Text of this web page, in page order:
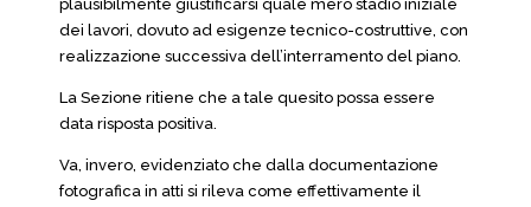
plausibilmente giustificarsi quale mero stadio iniziale
dei lavori, dovuto ad esigenze tecnico-costruttive, con
realizzazione successiva dell’interramento del piano.
La Sezione ritiene che a tale quesito possa essere
data risposta positiva.
Va, invero, evidenziato che dalla documentazione
fotografica in atti si rileva come effettivamente il